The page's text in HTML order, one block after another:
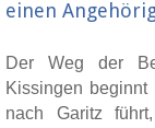
einen
Der Weg der
Kissingen
nach Garitz